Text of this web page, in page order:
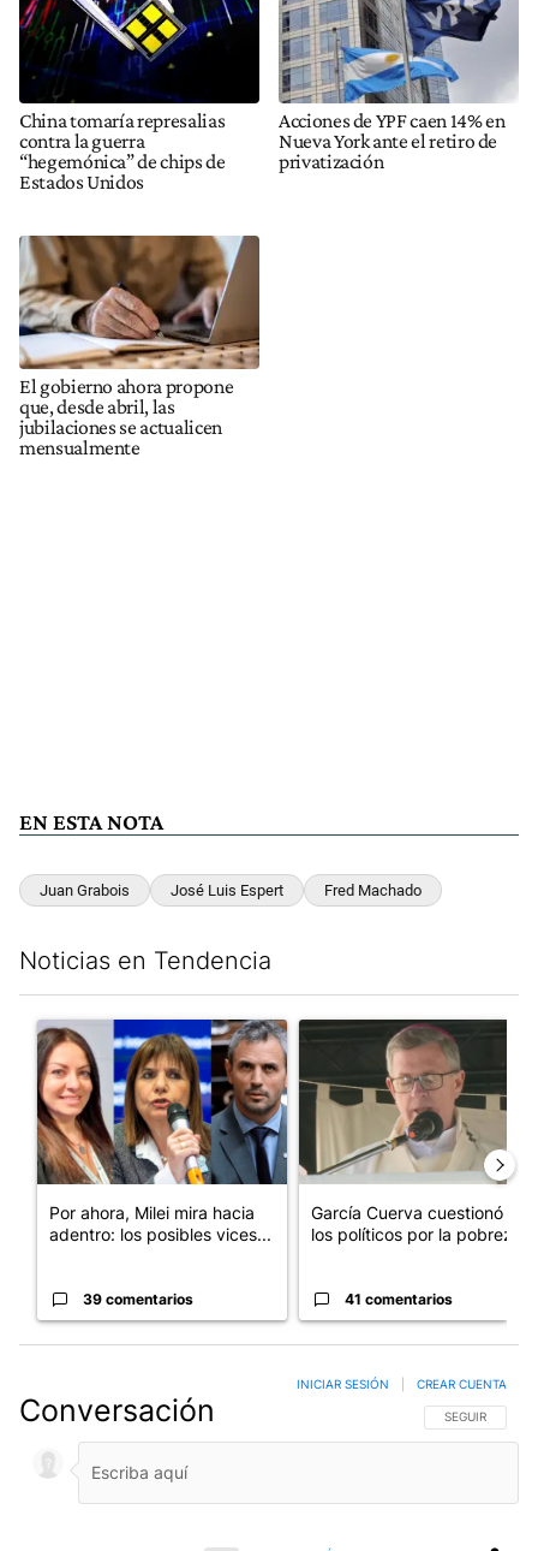
China tomaría represalias
contra la guerra
“hegemónica” de chips de
Estados Unidos
Acciones de YPF caen 14% en
Nueva York ante el retiro de
privatización
El gobierno ahora propone
que, desde abril, las
jubilaciones se actualicen
mensualmente
EN ESTA NOTA
Juan Grabois José Luis Espert Fred Machado
Noticias en Tendencia
Un artículo de tendencia con el título "Por ahora, Milei mira
Por ahora, Milei mira hacia
adentro: los posibles vices...
39 comentarios
Un artículo de tendencia con
García Cuerva cuestionó a
los políticos por la pobreza
41 comentarios
Conversación SIGA ESTA
SEGUIR
INICIAR SESIÓN CREAR CUENTA